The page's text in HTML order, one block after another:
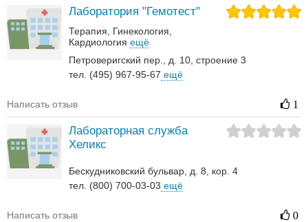
Лаборатория "Гемотест"
Терапия
Гинекология
Кардиология ещё
Петроверигский пер., д. 10, строение 3
тел. (495) 967-95-67 ещё
Написать отзыв 1
Лабораторная служба
Хеликс
Бескудниковский бульвар, д. 8, кор. 4
тел. (800) 700-03-03 ещё
Написать отзыв 0